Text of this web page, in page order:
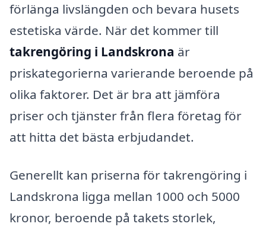
förlänga livslängden och bevara husets
estetiska värde. När det kommer till
takrengöring i Landskrona är
priskategorierna varierande beroende på
olika faktorer. Det är bra att jämföra
priser och tjänster från flera företag för
att hitta det bästa erbjudandet.
Generellt kan priserna för takrengöring i
Landskrona ligga mellan 1000 och 5000
kronor, beroende på takets storlek,